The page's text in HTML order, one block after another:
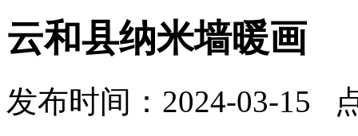
云和县纳米墙暖画
发布时间：2024-03-15